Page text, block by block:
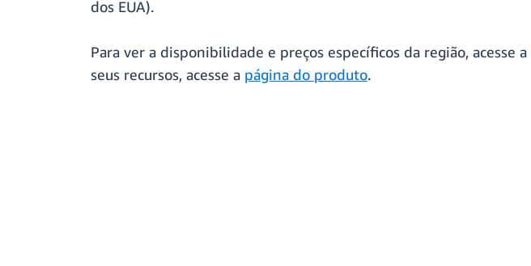
dos EUA).
Para ver a disponibilidade e preços específicos da região, acesse a
seus recursos, acesse a página do produto.